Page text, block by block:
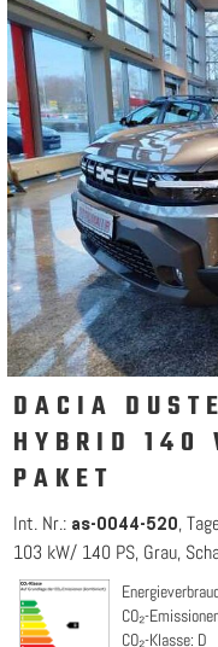
DACIA
HYBRID 140
PAKET
Int. Nr.: as-0044-520
103 kW/ 140 PS Grau
CO₂-
CO₂-Klasse: D